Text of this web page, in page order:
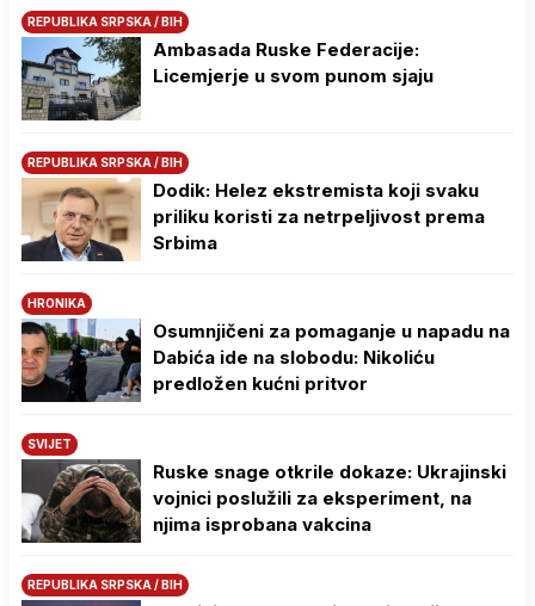
REPUBLIKA SRPSKA / BIH
Ambasada Ruske Federacije:
Licemjerje u svom punom sjaju
REPUBLIKA SRPSKA / BIH
Dodik: Helez ekstremista koji svaku
priliku koristi za netrpeljivost prema
Srbima
HRONIKA
Osumnjičeni za pomaganje u napadu na
Dabića ide na slobodu: Nikoliću
predložen kućni pritvor
SVIJET
Ruske snage otkrile dokaze: Ukrajinski
vojnici poslužili za eksperiment, na
njima isprobana vakcina
REPUBLIKA SRPSKA / BIH